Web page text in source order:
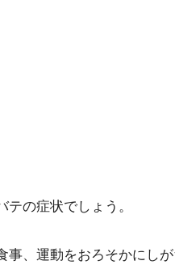
の症状でしょう。
事、運動をおろそかにし